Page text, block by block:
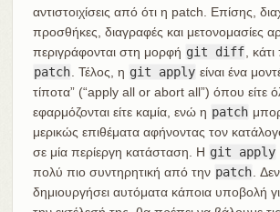
αντιστοιχίσεις από ότι η patch. Επίσης,
προσθήκες, διαγραφές και μετονομασίες
περιγράφονται στη μορφή git diff ,
patch . Τέλος, η git apply είναι ένα
τίποτα” (“apply all or abort all”) όπου είτε
εφαρμόζονται είτε καμία, ενώ η patch
μερικώς επιθέματα αφήνοντας τον
σε μία περίεργη κατάσταση. Η git apply
πολύ πιο συντηρητική από την patch .
δημιουργήσει αυτόματα κάποια υποβολή